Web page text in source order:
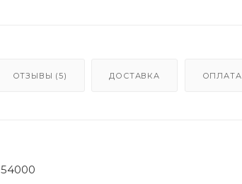
ОТЗЫВЫ (5) ДОСТАВКА ОПЛАТА
54000